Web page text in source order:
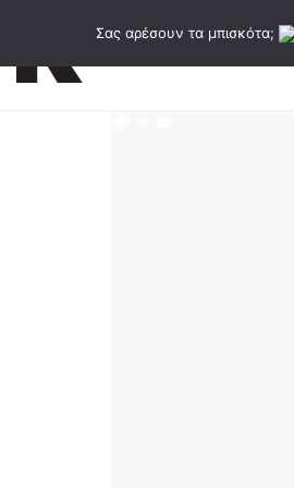
Εκδόσεις
Σας αρέσουν τα μπισκότα;